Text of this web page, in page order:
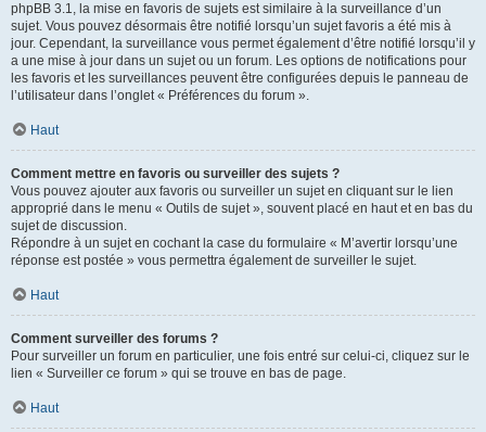
phpBB 3.1, la mise en favoris de sujets est similaire à la surveillance d’un
sujet. Vous pouvez désormais être notifié lorsqu’un sujet favoris a été mis à
jour. Cependant, la surveillance vous permet également d’être notifié lorsqu’il y
a une mise à jour dans un sujet ou un forum. Les options de notifications pour
les favoris et les surveillances peuvent être configurées depuis le panneau de
l’utilisateur dans l’onglet « Préférences du forum ».
Haut
Comment mettre en favoris ou surveiller des sujets ?
Vous pouvez ajouter aux favoris ou surveiller un sujet en cliquant sur le lien
approprié dans le menu « Outils de sujet », souvent placé en haut et en bas du
sujet de discussion.
Répondre à un sujet en cochant la case du formulaire « M’avertir lorsqu’une
réponse est postée » vous permettra également de surveiller le sujet.
Haut
Comment surveiller des forums ?
Pour surveiller un forum en particulier, une fois entré sur celui-ci, cliquez sur le
lien « Surveiller ce forum » qui se trouve en bas de page.
Haut